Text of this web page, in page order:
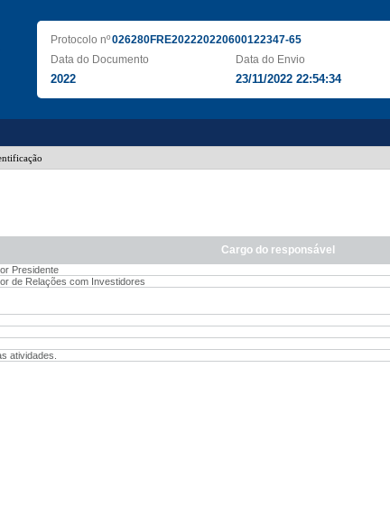
Protocolo nº026280FRE202220220600122347-65
Data do Documento
2022
Data do Envio
23/11/2022 22:54:34